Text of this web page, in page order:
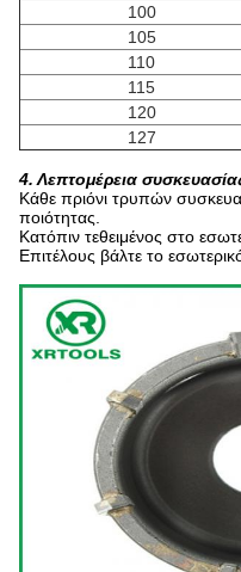
100
105
110
115
120
127
4. Λεπτομέρεια
Κάθε πριόνι τρυπών
ποιότητας.
Κατόπιν τεθειμένος στο
Επιτέλους βάλτε το